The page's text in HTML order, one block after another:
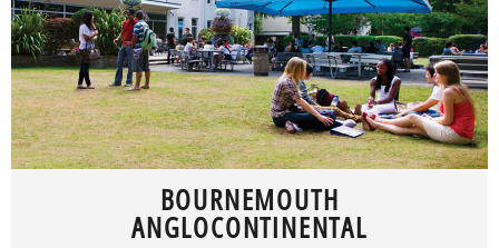
BOURNEMOUTH
ANGLOCONTINENTAL